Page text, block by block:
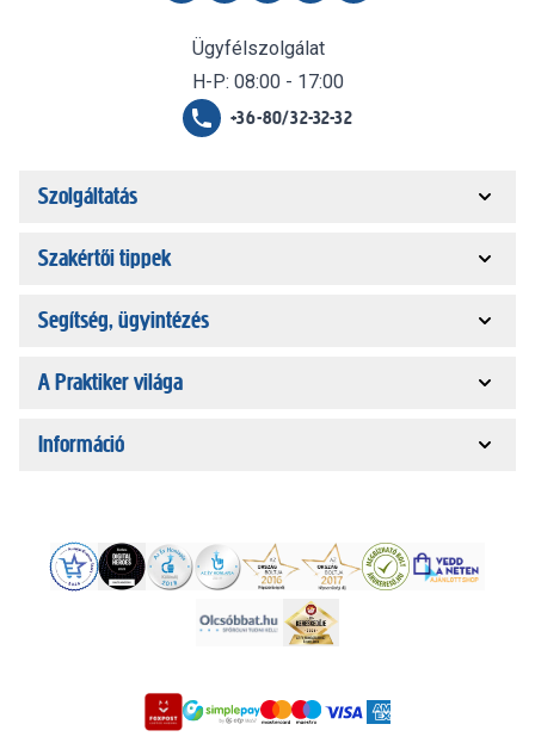
Ügyfélszolgálat
H-P: 08:00 - 17:00
+36-80/32-32-32
Szolgáltatás
Szakértői tippek
Segítség, ügyintézés
A Praktiker világa
Információ